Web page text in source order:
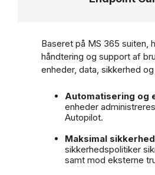
Baseret på MS 365 suiten,
håndtering og support af
enheder, data, sikkerhed
Automatisering og
enheder
Autopilot.
Maksimal
sikkerhedspolitiker
samt mod eksterne